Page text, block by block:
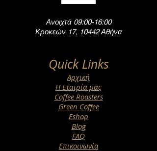
Ανοιχτά 09:00-16:00
Κροκεών 17, 10442 Αθήνα
Quick Links
Αρχική
Η Εταιρία μας
Coffee Roasters
Green Coffee
Eshop
Blog
FAQ
Επικοινωνία